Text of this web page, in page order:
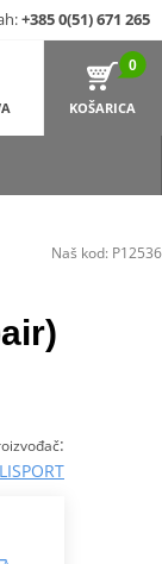
+385 0(51) 671 265
0
KOŠARICA
:
Naš kod: P12536